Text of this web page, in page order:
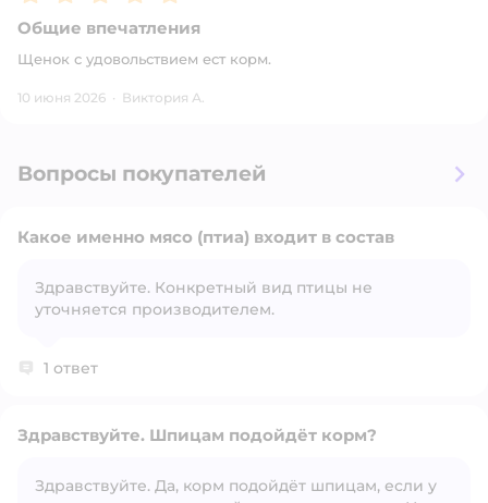
Общие впечатления
Щенок с удовольствием ест корм.
10 июня 2026 · Виктория А.
Вопросы покупателей
Открыть вопрос
Какое именно мясо (птиа) входит в состав
Здравствуйте. Конкретный вид птицы не
уточняется производителем.
1 ответ
Здравствуйте. Шпицам подойдёт корм?
Здравствуйте. Да, корм подойдёт шпицам, если у